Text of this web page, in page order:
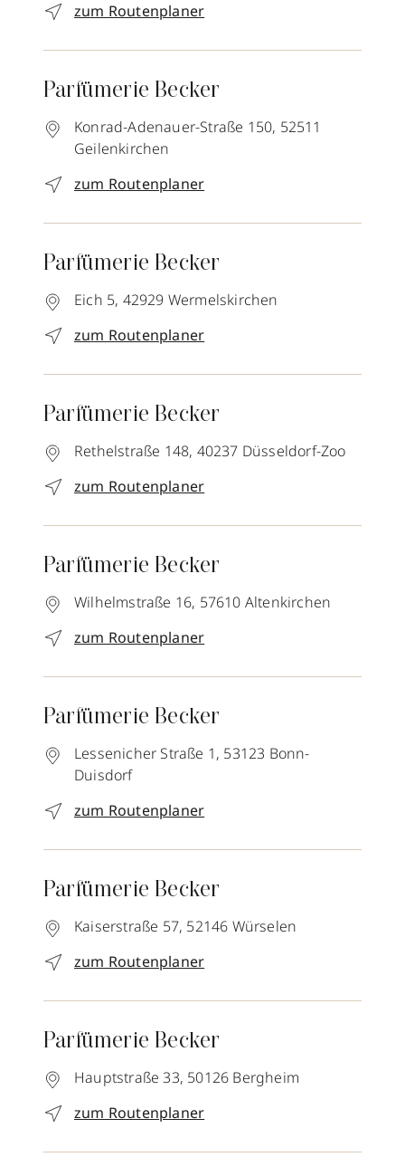
zum Routenplaner
Parfümerie Becker
Konrad-Adenauer-Straße 150, 52511
Geilenkirchen
zum Routenplaner
Parfümerie Becker
Eich 5, 42929 Wermelskirchen
zum Routenplaner
Parfümerie Becker
Rethelstraße 148, 40237 Düsseldorf-Zoo
zum Routenplaner
Parfümerie Becker
Wilhelmstraße 16, 57610 Altenkirchen
zum Routenplaner
Parfümerie Becker
Lessenicher Straße 1, 53123 Bonn-
Duisdorf
zum Routenplaner
Parfümerie Becker
Kaiserstraße 57, 52146 Würselen
zum Routenplaner
Parfümerie Becker
Hauptstraße 33, 50126 Bergheim
zum Routenplaner